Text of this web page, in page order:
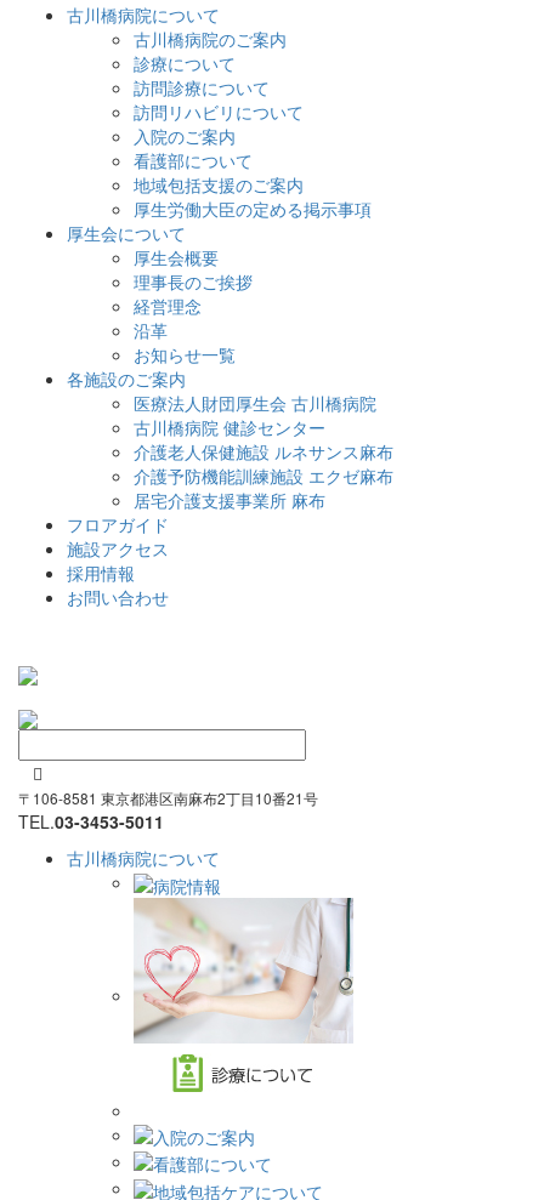
古川橋病院について
古川橋病院のご案内
診療について
訪問診療について
訪問リハビリについて
入院のご案内
看護部について
地域包括支援のご案内
厚生労働大臣の定める掲示事項
厚生会について
厚生会概要
理事長のご挨拶
経営理念
沿革
お知らせ一覧
各施設のご案内
医療法人財団厚生会 古川橋病院
古川橋病院 健診センター
介護老人保健施設 ルネサンス麻布
介護予防機能訓練施設 エクゼ麻布
居宅介護支援事業所 麻布
フロアガイド
施設アクセス
採用情報
お問い合わせ

〒106-8581 東京都港区南麻布2丁目10番21号
TEL.03-3453-5011
古川橋病院について